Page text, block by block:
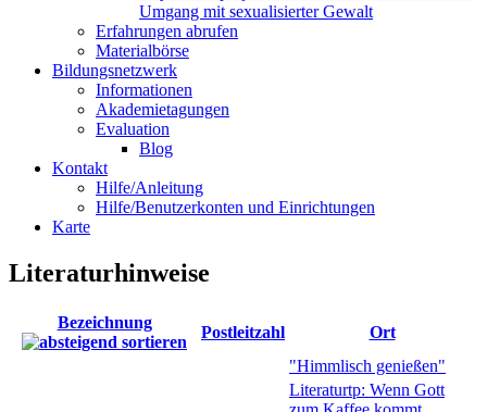
Umgang mit sexualisierter Gewalt
Erfahrungen abrufen
Materialbörse
Bildungsnetzwerk
Informationen
Akademietagungen
Evaluation
Blog
Kontakt
Hilfe/Anleitung
Hilfe/Benutzerkonten und Einrichtungen
Karte
Literaturhinweise
Bezeichnung
Postleitzahl
Ort
"Himmlisch genießen"
Literaturtp: Wenn Gott